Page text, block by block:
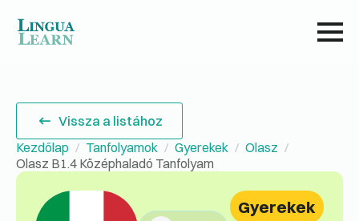
Vissza a listához
Kezdőlap
Tanfolyamok Gyerekek
Olasz
Olasz B1.4 Középhaladó Tanfolyam
Gyerekek